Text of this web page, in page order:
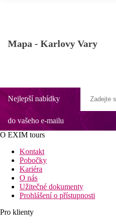
Mapa - Karlovy Vary
Nejlepší nabídky
do vašeho e-mailu
O EXIM tours
Kontakt
Pobočky
Kariéra
O nás
Užitečné dokumenty
Prohlášení o přístupnosti
Pro klienty